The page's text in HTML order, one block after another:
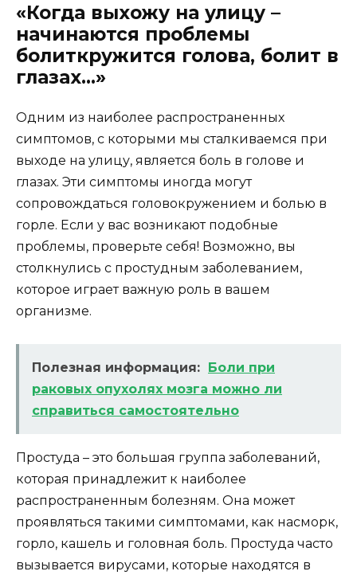
«Когда выхожу на улицу –
начинаются проблемы
болиткружится голова, болит в
глазах…»
Одним из наиболее распространенных
симптомов, с которыми мы сталкиваемся при
выходе на улицу, является боль в голове и
глазах. Эти симптомы иногда могут
сопровождаться головокружением и болью в
горле. Если у вас возникают подобные
проблемы, проверьте себя! Возможно, вы
столкнулись с простудным заболеванием,
которое играет важную роль в вашем
организме.
Полезная информация: Боли при
раковых опухолях мозга можно ли
справиться самостоятельно
Простуда – это большая группа заболеваний,
которая принадлежит к наиболее
распространенным болезням. Она может
проявляться такими симптомами, как насморк,
горло, кашель и головная боль. Простуда часто
вызывается вирусами, которые находятся в